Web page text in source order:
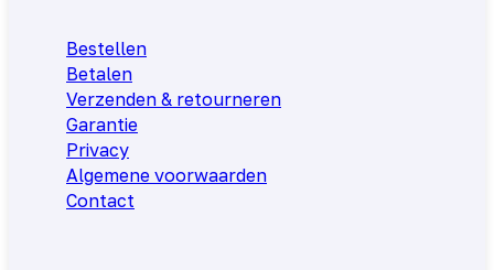
Bestellen
Betalen
Verzenden & retourneren
Garantie
Privacy
Algemene voorwaarden
Contact